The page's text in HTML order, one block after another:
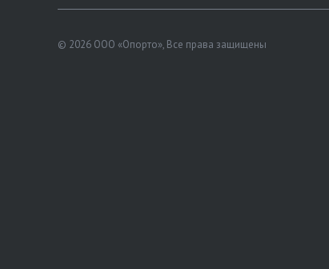
© 2026 ООО «Опорто», Все права защищены